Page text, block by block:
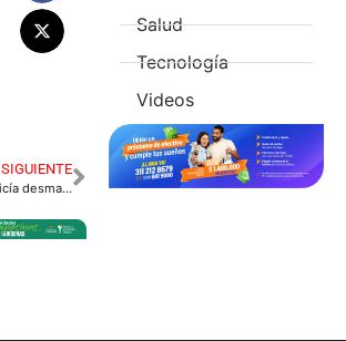
SIGUIENTE
Policía desmanteló vivienda donde se expendían sustancias alucinógenas en Restrepo.
Salud
Tecnología
Videos